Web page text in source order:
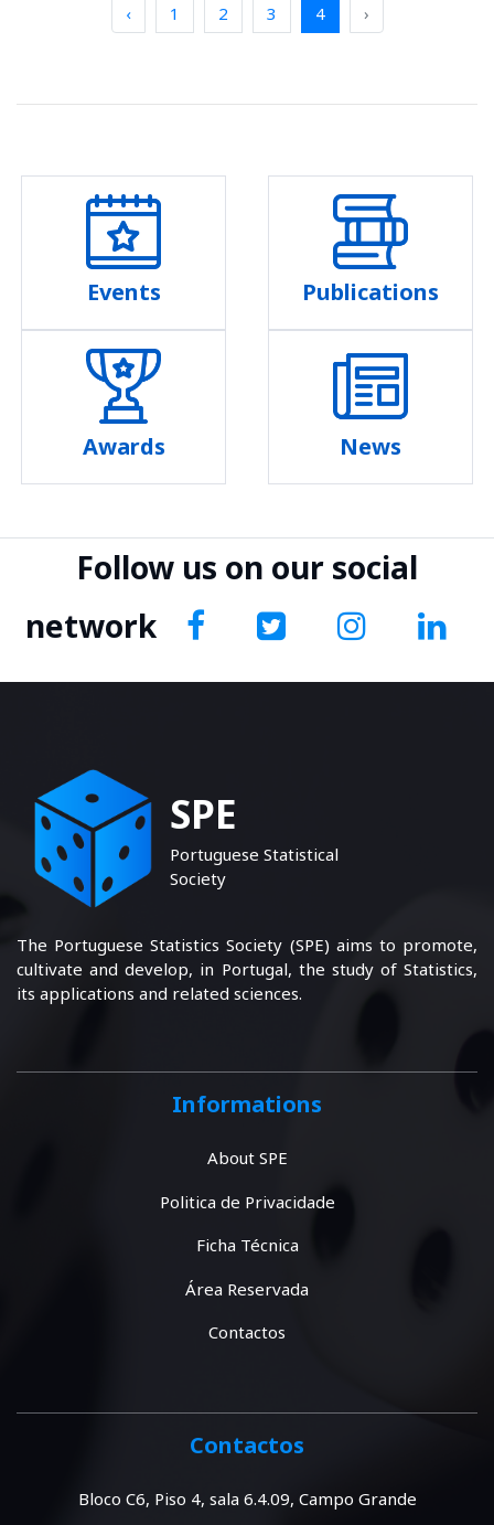
‹ 1 2 3 4 ›
Events Publications
Awards News
Follow us on our social
network
SPE
Portuguese Statistical
Society
The Portuguese Statistics Society (SPE) aims to promote,
cultivate and develop, in Portugal, the study of Statistics,
its applications and related sciences.
Informations
About SPE
Politica de Privacidade
Ficha Técnica
Área Reservada
Contactos
Contactos
Bloco C6, Piso 4, sala 6.4.09, Campo Grande